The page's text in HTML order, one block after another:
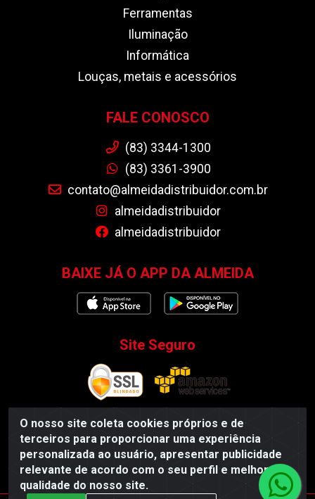
O nosso site coleta cookies próprios e de
terceiros para proporcionar uma experiência
personalizada ao usuário, apresentar publicidade
relevante de acordo com o seu perfil e melhorar a
qualidade do nosso site.
Ferramentas
Iluminação
Informática
Louças, metais e acessórios
FALE CONOSCO
(83) 3344-1300
(83) 3361-3900
contato@almeidadistribuidor.com.br
almeidadistribuidor
almeidadistribuidor
BAIXE JÁ O APP DA ALMEIDA
Site Seguro
Almeida Distribuidor - Rodovia BR 104, S/N, Centro -
Esperança/PB - CEP 58135-000 - CNPJ 35.419.548/0001-55